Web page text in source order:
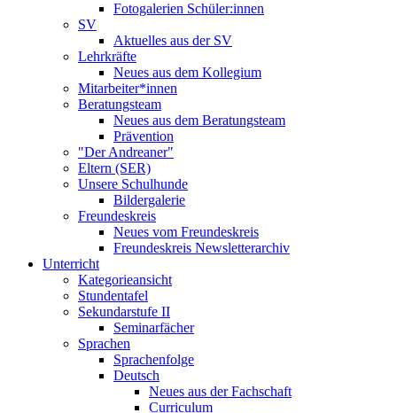
Fotogalerien Schüler:innen
SV
Aktuelles aus der SV
Lehrkräfte
Neues aus dem Kollegium
Mitarbeiter*innen
Beratungsteam
Neues aus dem Beratungsteam
Prävention
"Der Andreaner"
Eltern (SER)
Unsere Schulhunde
Bildergalerie
Freundeskreis
Neues vom Freundeskreis
Freundeskreis Newsletterarchiv
Unterricht
Kategorieansicht
Stundentafel
Sekundarstufe II
Seminarfächer
Sprachen
Sprachenfolge
Deutsch
Neues aus der Fachschaft
Curriculum